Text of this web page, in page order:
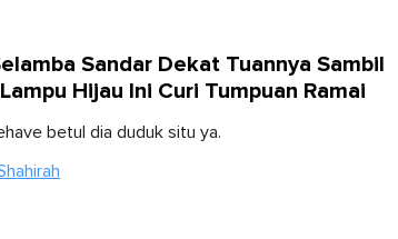
Sandar Dekat Tuannya Sambil
Hijau Ini Curi Tumpuan Ramai
betul dia duduk situ ya.